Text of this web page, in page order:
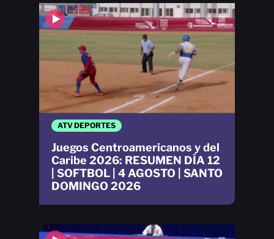
ATV DEPORTES
Juegos Centroamericanos y del
Caribe 2026: RESUMEN DÍA 12
| SOFTBOL | 4 AGOSTO | SANTO
DOMINGO 2026